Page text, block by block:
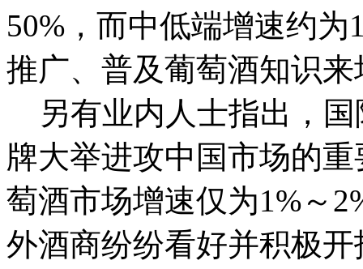
50%，而中低端增速约
推广、普及葡萄酒知识
另有业内人士指出，国
牌大举进攻中国市场的
萄酒市场增速仅为1%～
外酒商纷纷看好并积极